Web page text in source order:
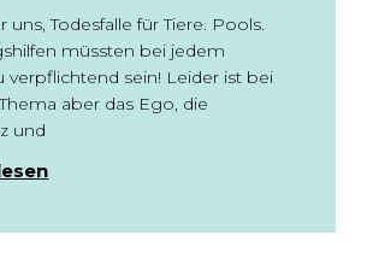
uns, Todesfalle für Tiere. Pools.
müssten bei jedem
verpflichtend sein! Leider ist bei
aber das Ego, die
und